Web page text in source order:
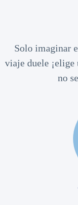
Solo imaginar
viaje duele ¡elige
no